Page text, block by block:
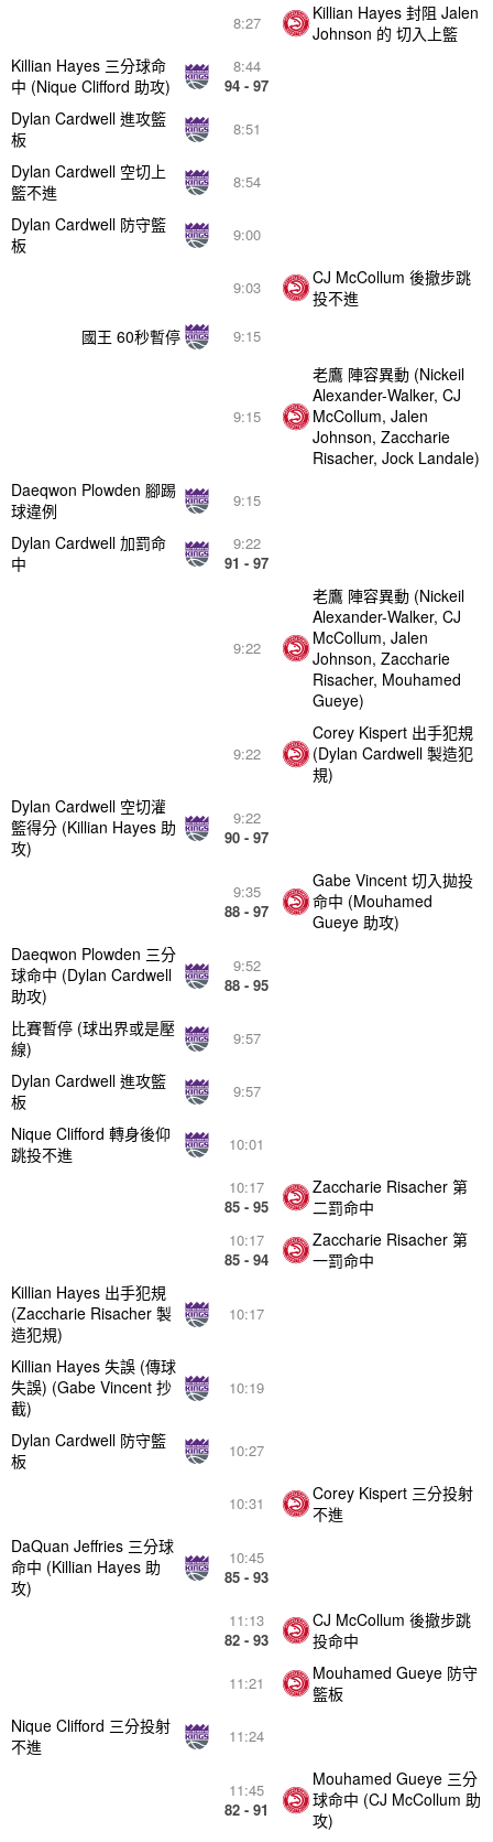
11:45
82 - 91
Mouhamed Gueye 三分
球命中 (CJ McCollum 助
攻)
11:24
Nique Clifford 三分投射
不進
11:21
Mouhamed Gueye 防守
籃板
11:13
82 - 93
CJ McCollum 後撤步跳
投命中
10:45
85 - 93
DaQuan Jeffries 三分球
命中 (Killian Hayes 助
攻)
10:31
Corey Kispert 三分投射
不進
10:27
Dylan Cardwell 防守籃
板
10:19
Killian Hayes 失誤 (傳球
失誤) (Gabe Vincent 抄
截)
10:17
Killian Hayes 出手犯規
(Zaccharie Risacher 製
造犯規)
10:17
85 - 94
Zaccharie Risacher 第
一罰命中
10:17
85 - 95
Zaccharie Risacher 第
二罰命中
10:01
Nique Clifford 轉身後仰
跳投不進
9:57
Dylan Cardwell 進攻籃
板
9:57
比賽暫停 (球出界或是壓
線)
9:52
88 - 95
Daeqwon Plowden 三分
球命中 (Dylan Cardwell
助攻)
9:35
88 - 97
Gabe Vincent 切入拋投
命中 (Mouhamed
Gueye 助攻)
9:22
90 - 97
Dylan Cardwell 空切灌
籃得分 (Killian Hayes 助
攻)
9:22
Corey Kispert 出手犯規
(Dylan Cardwell 製造犯
規)
9:22
老鷹 陣容異動 (Nickeil
Alexander-Walker, CJ
McCollum, Jalen
Johnson, Zaccharie
Risacher, Mouhamed
Gueye)
9:22
91 - 97
Dylan Cardwell 加罰命
中
9:15
Daeqwon Plowden 腳踢
球違例
9:15
老鷹 陣容異動 (Nickeil
Alexander-Walker, CJ
McCollum, Jalen
Johnson, Zaccharie
Risacher, Jock Landale)
9:15
國王 60秒暫停
9:03
CJ McCollum 後撤步跳
投不進
9:00
Dylan Cardwell 防守籃
板
8:54
Dylan Cardwell 空切上
籃不進
8:51
Dylan Cardwell 進攻籃
板
8:44
94 - 97
Killian Hayes 三分球命
中 (Nique Clifford 助攻)
8:27
Killian Hayes 封阻 Jalen
Johnson 的 切入上籃